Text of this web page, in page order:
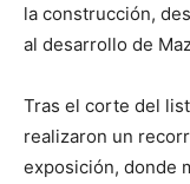
la construcción,
al desarrollo de
Tras el corte del
realizaron un
exposición, donde